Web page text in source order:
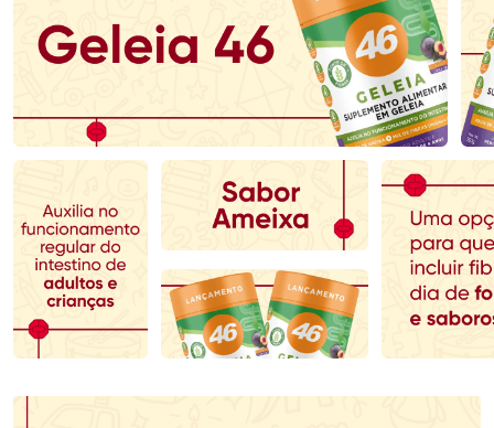
Comprar sem Desconto
Por R$ 71,99/cada
Comprar sem Desconto
Por R$ 71,99/cada
Ativar Desconto
Comprar sem Desconto
Por R$ 136,99/cada
Comprar sem Desconto
Por R$ 136,99/cada